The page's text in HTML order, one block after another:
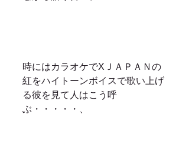
時にはカラオケでXＪＡＰＡＮの
紅をハイトーンボイスで歌い上げ
る彼を見て人はこう呼
ぶ・・・・・、